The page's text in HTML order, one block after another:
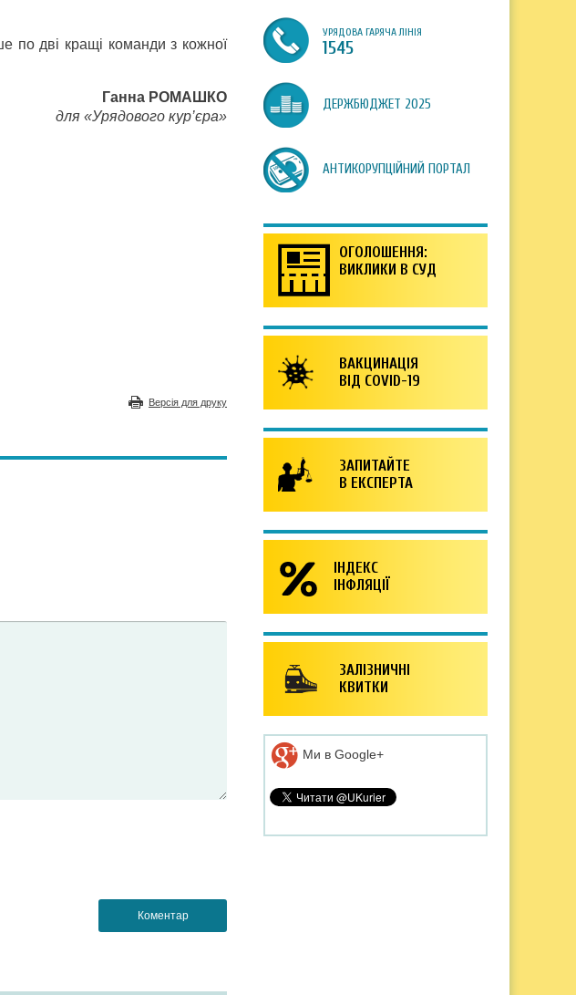
по дві кращі команди з кожної
Ганна РОМАШКО
для «Урядового кур’єра»
Версія для друку
УРЯДОВА ГАРЯЧА ЛІНІЯ
1545
ДЕРЖБЮДЖЕТ 2025
АНТИКОРУПЦІЙНИЙ ПОРТАЛ
ОГОЛОШЕННЯ:
ВИКЛИКИ В СУД
ВАКЦИНАЦІЯ
ВІД COVID-19
ЗАПИТАЙТЕ
В ЕКСПЕРТА
ІНДЕКС
ІНФЛЯЦІЇ
ЗАЛІЗНИЧНІ
КВИТКИ
Ми в Google+